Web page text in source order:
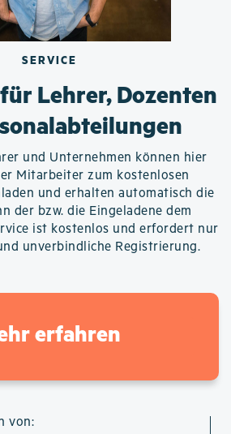
SERVICE
Lehrer, Dozenten
und Unternehmen können hier
Mitarbeiter zum kostenlosen
und erhalten automatisch die
der bzw. die Eingeladene dem
ist kostenlos und erfordert nur
unverbindliche Registrierung.
erfahren
von: